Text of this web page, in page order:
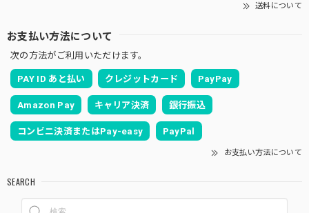
送料について
お支払い方法について
次の方法がご利用いただけます。
PAY ID あと払い クレジットカード PayPay
Amazon Pay キャリア決済 銀行振込
コンビニ決済またはPay-easy PayPal
お支払い方法について
SEARCH